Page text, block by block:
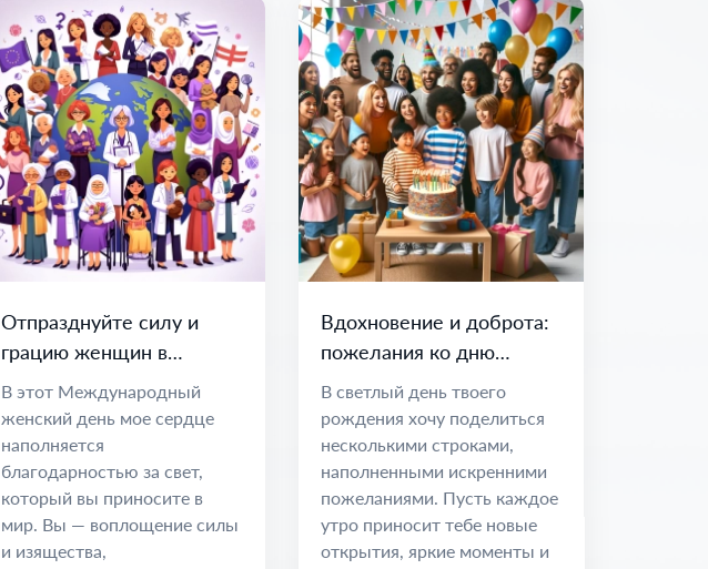
Отпразднуйте силу и
грацию женщин в
Международный
женский день
В этот Международный
женский день мое сердце
наполняется
благодарностью за свет,
который вы приносите в
мир. Вы — воплощение силы
и изящества,
Вдохновение и доброта:
пожелания ко дню
рождения
В светлый день твоего
рождения хочу поделиться
несколькими строками,
наполненными искренними
пожеланиями. Пусть каждое
утро приносит тебе новые
открытия, яркие моменты и